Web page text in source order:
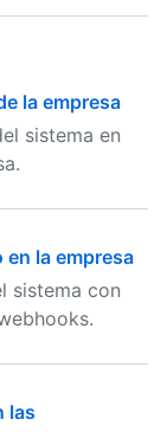
la empresa
sistema en
la empresa
sistema con
las